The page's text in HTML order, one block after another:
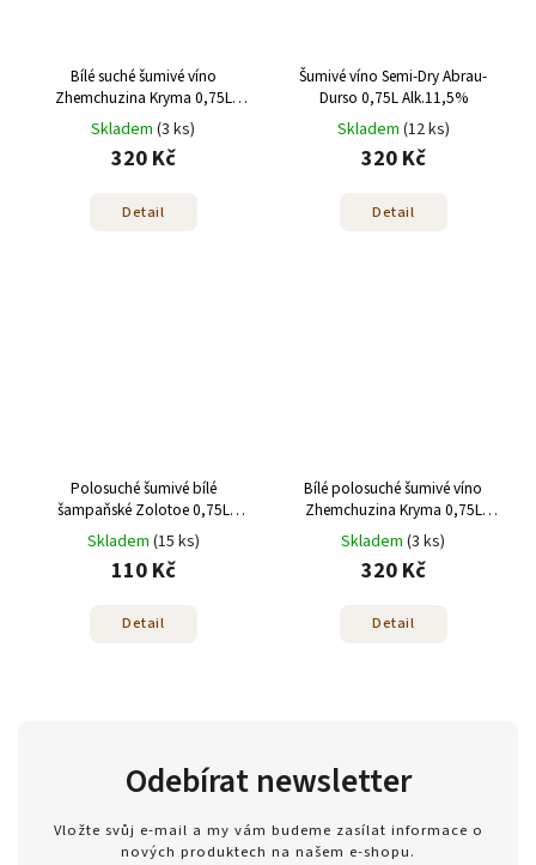
Bílé suché šumivé víno
Zhemchuzina Kryma 0,75L
Alk.12,5%
Skladem (3 ks)
320 Kč
Detail
Šumivé víno Semi-Dry Abrau-
Durso 0,75L Alk.11,5%
Skladem (12 ks)
320 Kč
Detail
Polosuché šumivé bílé
šampaňské Zolotoe 0,75L
Alk.10%
Skladem (15 ks)
110 Kč
Detail
Bílé polosuché šumivé víno
Zhemchuzina Kryma 0,75L
Alk.12,5%
Skladem (3 ks)
320 Kč
Detail
Odebírat newsletter
Vložte svůj e-mail a my vám budeme zasílat informace o
nových produktech na našem e-shopu.